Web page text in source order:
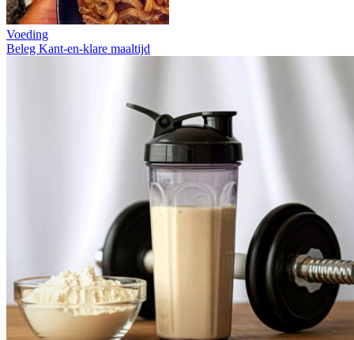
Voeding
Beleg Kant-en-klare maaltijd